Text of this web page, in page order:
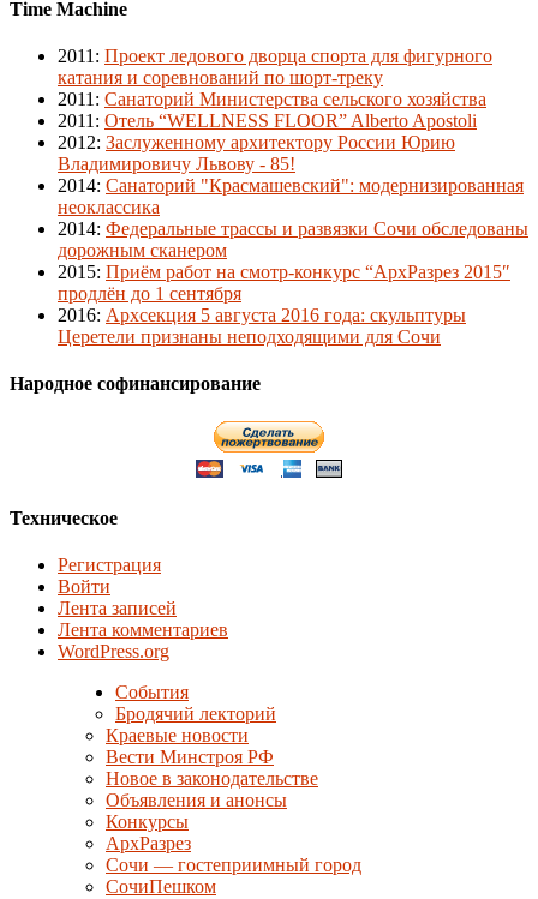
Time Machine
2011 : Проект ледового дворца спорта для фигурного
катания и соревнований по шорт-треку
2011 : Санаторий Министерства сельского хозяйства
2011 : Отель “WELLNESS FLOOR” Alberto Apostoli
2012: Заслуженному архитектору России Юрию
Владимировичу Львову - 85!
2014: Санаторий "Красмашевский": модернизированная
неоклассика
2014: Федеральные трассы и развязки Сочи обследованы
дорожным сканером
2015: Приём работ на смотр-конкурс “АрхРазрез 2015″
продлён до 1 сентября
2016: Архсекция 5 августа 2016 года: скульптуры
Церетели признаны неподходящими для Сочи
Народное софинансирование
Техническое
Регистрация
Войти
Лента записей
Лента комментариев
WordPress.org
События
Бродячий лекторий
Краевые новости
Вести Минстроя РФ
Новое в законодательстве
Объявления и анонсы
Конкурсы
АрхРазрез
Сочи — гостеприимный город
СочиПешком